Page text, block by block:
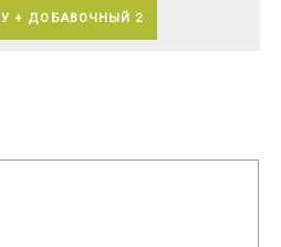
+ ДОБАВОЧНЫЙ 2